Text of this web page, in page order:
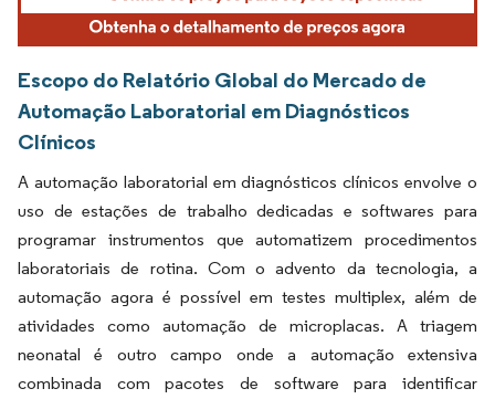
Escopo do Relatório Global do Mercado de
Automação Laboratorial em Diagnósticos
Clínicos
A automação laboratorial em diagnósticos clínicos envolve o
uso de estações de trabalho dedicadas e softwares para
programar instrumentos que automatizem procedimentos
laboratoriais de rotina. Com o advento da tecnologia, a
automação agora é possível em testes multiplex, além de
atividades como automação de microplacas. A triagem
neonatal é outro campo onde a automação extensiva
combinada com pacotes de software para identificar